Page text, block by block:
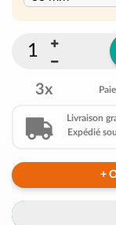
3x
Livraison
Expédié
+